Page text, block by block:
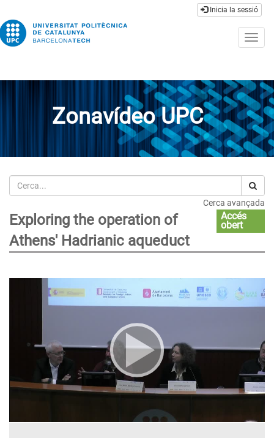
Inicia la sessió
Zonavídeo UPC
Cerca
Cerca avançada
Exploring the operation of
Athens' Hadrianic aqueduct
Accés
obert